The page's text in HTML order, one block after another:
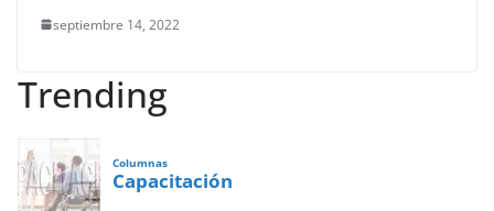
septiembre 14, 2022
Trending